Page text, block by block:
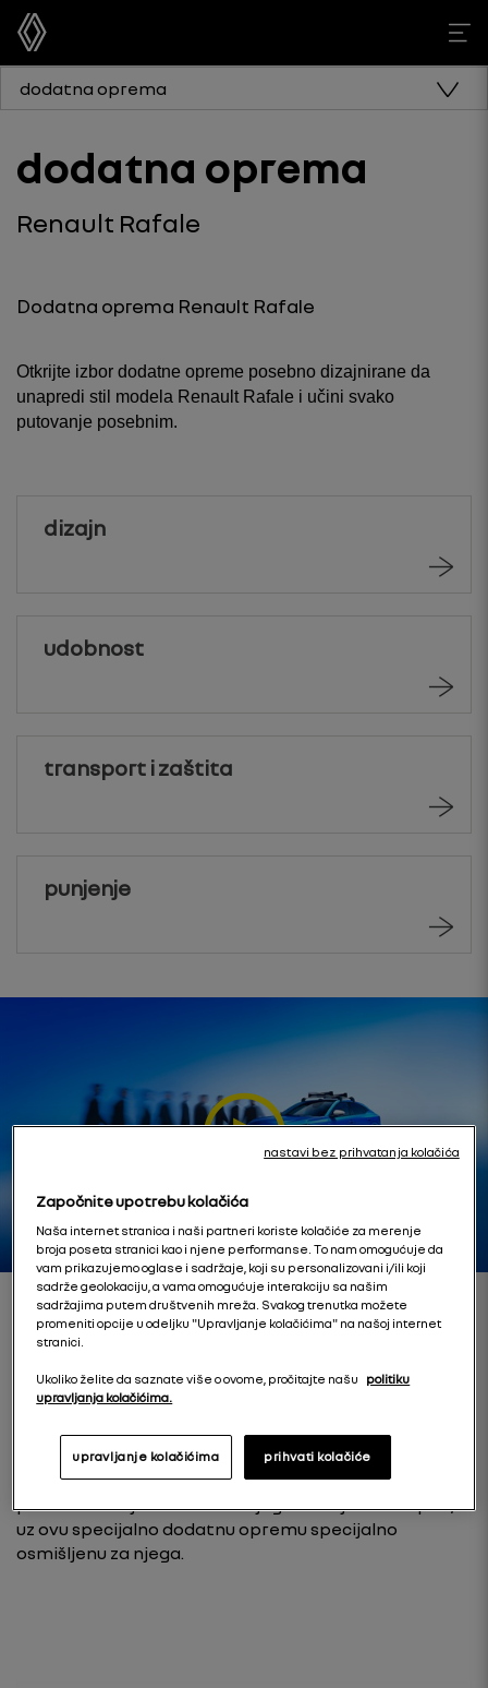
dodatna oprema
dodatna oprema
Renault Rafale
Dodatna oprema Renault Rafale
Otkrijte izbor dodatne opreme posebno dizajnirane da
unapredi stil modela Renault Rafale i učini svako
putovanje posebnim.
dizajn
udobnost
transport i zaštita
punjenje
dizajn
Neka se vaš Renault Rafale izdvaja iz mase. Dodajte
personalizaciju ili istaknite njegov dizajn SUV kupea,
uz ovu specijalno dodatnu opremu specijalno
osmišljenu za njega.
Započnite upotrebu kolačića
Naša internet stranica i naši partneri koriste kolačiće za merenje
broja poseta stranici kao i njene performanse. To nam omogućuje da
vam prikazujemo oglase i sadržaje, koji su personalizovani i/ili koji
sadrže geolokaciju, a vama omogućuje interakciju sa našim
sadržajima putem društvenih mreža. Svakog trenutka možete
promeniti opcije u odeljku "Upravljanje kolačićima" na našoj internet
stranici.
Ukoliko želite da saznate više o ovome, pročitajte našu
politiku
upravljanja kolačićima.
prihvati kolačiće
upravljanje kolačićima
nastavi bez prihvatanja kolačića